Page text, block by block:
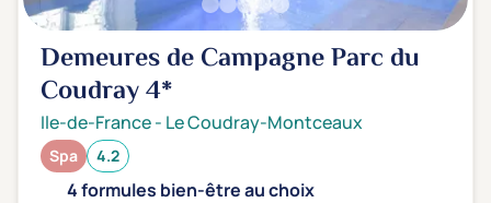
Demeures de Campagne Parc du
Coudray4*
Ile-de-France- Le Coudray-Montceaux
Spa 4.2
4 formules bien-être au choix